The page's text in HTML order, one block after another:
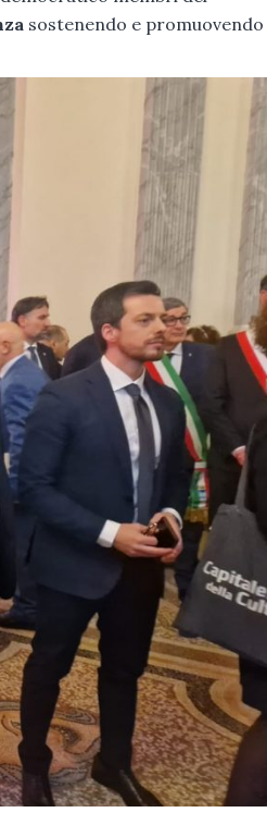
sostenendo e promuovendo